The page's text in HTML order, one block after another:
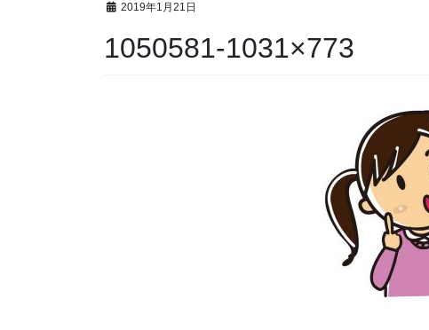
2019年1月21日
1050581-1031×773